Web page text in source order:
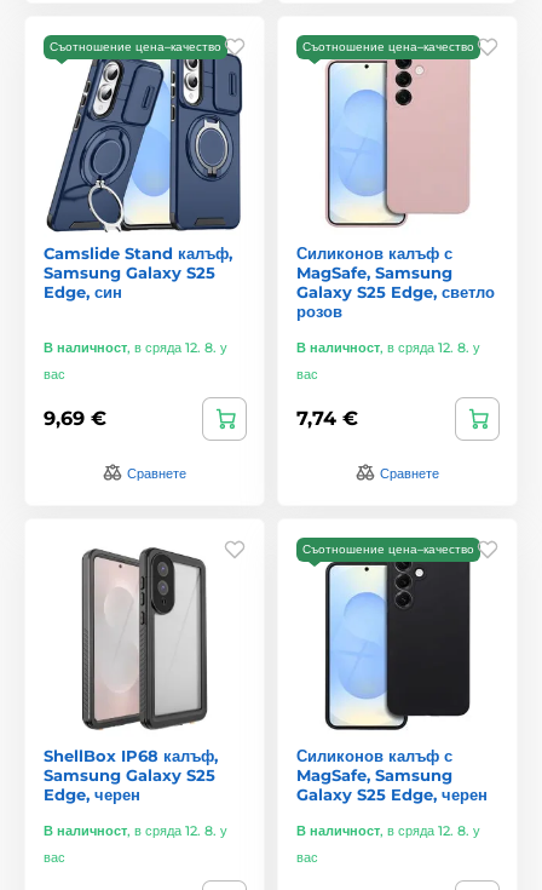
Съотношение цена–качество
Camslide Stand калъф,
Samsung Galaxy S25
Edge, син
В наличност, в сряда 12. 8. у
вас
9,69 €
Сравнете
Съотношение цена–качество
Силиконов калъф с
MagSafe, Samsung
Galaxy S25 Edge, светло
розов
В наличност, в сряда 12. 8. у
вас
7,74 €
Сравнете
ShellBox IP68 калъф,
Samsung Galaxy S25
Edge, черен
В наличност, в сряда 12. 8. у
вас
Съотношение цена–качество
Силиконов калъф с
MagSafe, Samsung
Galaxy S25 Edge, черен
В наличност, в сряда 12. 8. у
вас